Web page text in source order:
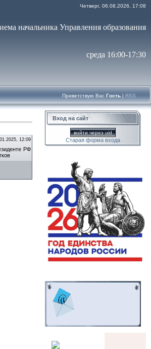
Четверг, 06.08.2026, 17:08
начальника Управления образования
среда 16:00-17:30
Приветствую Вас Гость | RSS
12:09
РФ
Вход на сайт
войти через uid
Старая форма входа